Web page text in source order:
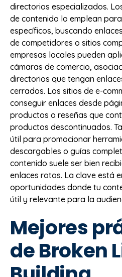
directorios especializados.
de contenido lo emplean
específicos, buscando
de competidores o sitios
empresas locales pueden
cámaras de comercio,
directorios que tengan
cerrados. Los sitios de e-
conseguir enlaces desde
productos o reseñas que
productos descontinuados.
útil para promocionar
descargables o guías
contenido suele ser bien
enlaces rotos. La clave está
oportunidades donde tu
útil y relevante para la
Mejores
de Broken